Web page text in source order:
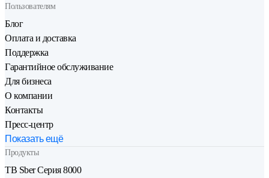
Пользователям
Блог
Оплата и доставка
Поддержка
Гарантийное обслуживание
Для бизнеса
О компании
Контакты
Пресс-центр
Показать ещё
Продукты
ТВ Sber Серия 8000